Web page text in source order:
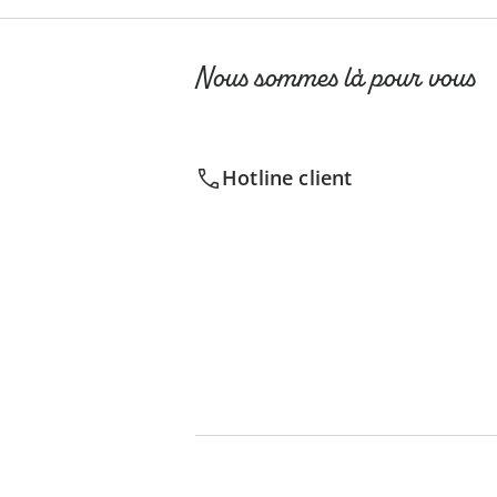
Nous sommes là pour vous
Hotline client